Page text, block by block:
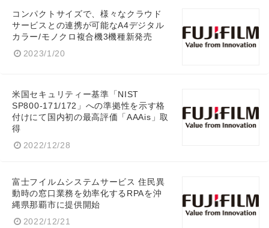
コンパクトサイズで、様々なクラウド
サービスとの連携が可能なA4デジタル
カラー/モノクロ複合機3機種新発売
2023/1/20
米国セキュリティー基準「NIST
SP800-171/172」への準拠性を示す格
付けにて国内初の最高評価「AAAis」取
得
2022/12/28
富士フイルムシステムサービス 住民異
動時の窓口業務を効率化するRPAを沖
縄県那覇市に提供開始
2022/12/21